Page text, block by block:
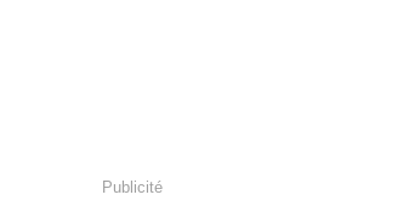
Publicité